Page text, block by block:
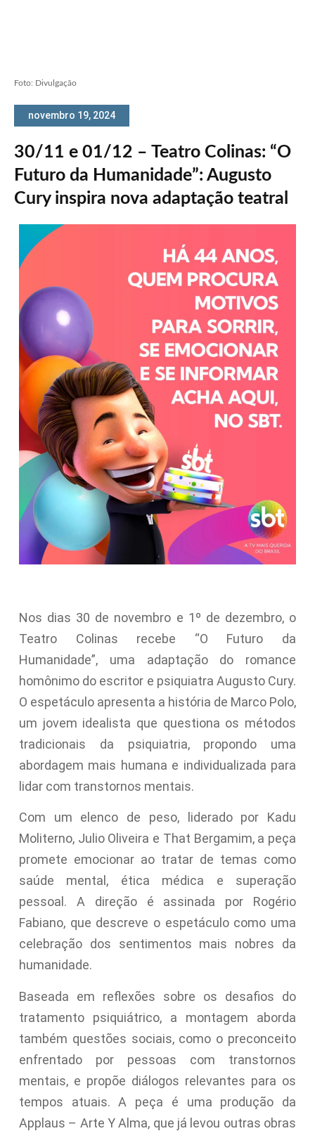
Foto: Divulgação
novembro 19, 2024
30/11 e 01/12 – Teatro Colinas: “O
Futuro da Humanidade”: Augusto
Cury inspira nova adaptação teatral
Nos dias 30 de novembro e 1º de dezembro, o
Teatro Colinas recebe “O Futuro da
Humanidade”, uma adaptação do romance
homônimo do escritor e psiquiatra Augusto Cury.
O espetáculo apresenta a história de Marco Polo,
um jovem idealista que questiona os métodos
tradicionais da psiquiatria, propondo uma
abordagem mais humana e individualizada para
lidar com transtornos mentais.
Com um elenco de peso, liderado por Kadu
Moliterno, Julio Oliveira e That Bergamim, a peça
promete emocionar ao tratar de temas como
saúde mental, ética médica e superação
pessoal. A direção é assinada por Rogério
Fabiano, que descreve o espetáculo como uma
celebração dos sentimentos mais nobres da
humanidade.
Baseada em reflexões sobre os desafios do
tratamento psiquiátrico, a montagem aborda
também questões sociais, como o preconceito
enfrentado por pessoas com transtornos
mentais, e propõe diálogos relevantes para os
tempos atuais. A peça é uma produção da
Applaus – Arte Y Alma, que já levou outras obras